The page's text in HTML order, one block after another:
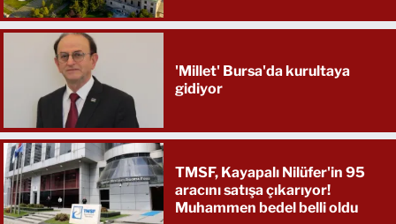
'Millet' Bursa'da kurultaya
gidiyor
TMSF, Kayapalı Nilüfer'in 95
aracını satışa çıkarıyor!
Muhammen bedel belli oldu